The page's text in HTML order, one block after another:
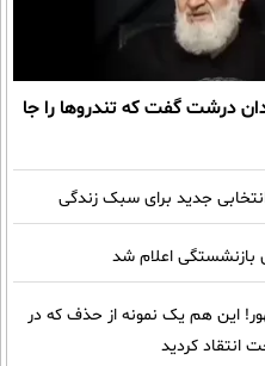
درشت گفت که تندروها را جا
جدید برای سبک زندگی
بازنشستگی اعلام شد
این هم یک نمونه از حذف که در
انتقاد کردید